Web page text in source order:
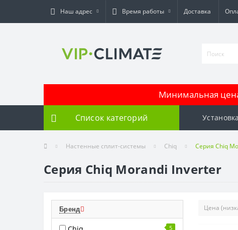
Наш адрес Время работы Доставка
Минимальная
Список категорий
Настенные сплит-системы Chiq Серия Chiq
Серия Chiq Morandi Inverter
Бренд
5